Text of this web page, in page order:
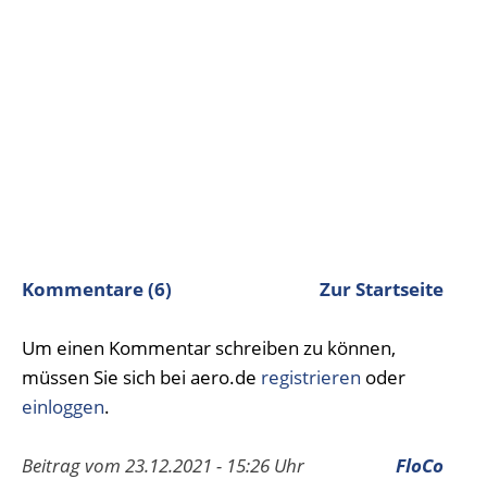
Kommentare (6) Zur Startseite
Um einen Kommentar schreiben zu können,
müssen Sie sich bei aero.de registrieren oder
einloggen.
Beitrag vom 23.12.2021 - 15:26 Uhr FloCo